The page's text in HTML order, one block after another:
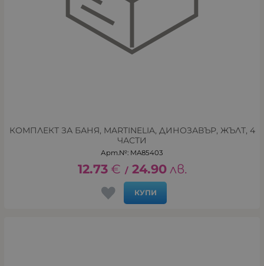
КОМПЛЕКТ ЗА БАНЯ, MARTINELIA, ДИНОЗАВЪР, ЖЪЛТ, 4
ЧАСТИ
Арт.№: MA85403
12.73 € / 24.90 лв.
КУПИ